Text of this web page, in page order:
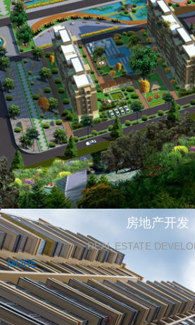
房地产开发
REAL ESTATE
MORE